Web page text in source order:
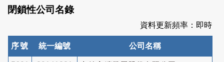
閉鎖性公司名錄
資料更新頻率：即時
序號 統一編號 公司名稱